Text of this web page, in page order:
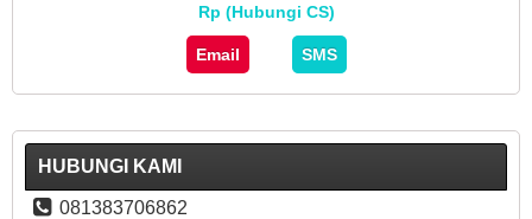
Rp (Hubungi CS)
Email SMS
HUBUNGI KAMI
081383706862